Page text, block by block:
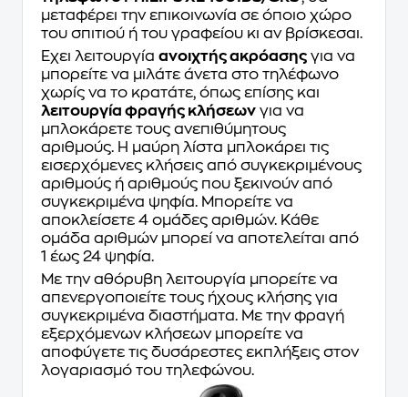
μεταφέρει την επικοινωνία σε όποιο χώρο
του σπιτιού ή του γραφείου κι αν βρίσκεσαι.
Έχει λειτουργία ανοιχτής ακρόασης για να
μπορείτε να μιλάτε άνετα στο τηλέφωνο
χωρίς να το κρατάτε, όπως επίσης και
λειτουργία φραγής κλήσεων για να
μπλοκάρετε τους ανεπιθύμητους
αριθμούς. Η μαύρη λίστα μπλοκάρει τις
εισερχόμενες κλήσεις από συγκεκριμένους
αριθμούς ή αριθμούς που ξεκινούν από
συγκεκριμένα ψηφία. Μπορείτε να
αποκλείσετε 4 ομάδες αριθμών. Κάθε
ομάδα αριθμών μπορεί να αποτελείται από
1 έως 24 ψηφία.
Με την αθόρυβη λειτουργία μπορείτε να
απενεργοποιείτε τους ήχους κλήσης για
συγκεκριμένα διαστήματα. Με την φραγή
εξερχόμενων κλήσεων μπορείτε να
αποφύγετε τις δυσάρεστες εκπλήξεις στον
λογαριασμό του τηλεφώνου.